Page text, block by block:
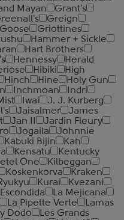
Mayan
Grant's
Greign
Griottines
Hammer + Sickle
Hart Brothers
Hennessy
Herald
Hibiki
High
Hinch Hine
Holy Gun
Inchmoan
Indri
Iwai
J. J. Kurberg
Jaisalmer
James
Jan II
Jardin Fleury
Jogaila
Johnnie
Kabuki Bijin
Kah
Kensatu
Kentucky
One
Kilbeggan
Koskenkorva
Kraken
Kurai
Kvezani
Escondida
La Mejicana
La Pipette Verte
Lamas
Dodo
Les Grands